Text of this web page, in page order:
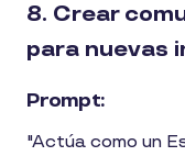
8. Crear
para nuevas
Prompt:
"Actúa como un